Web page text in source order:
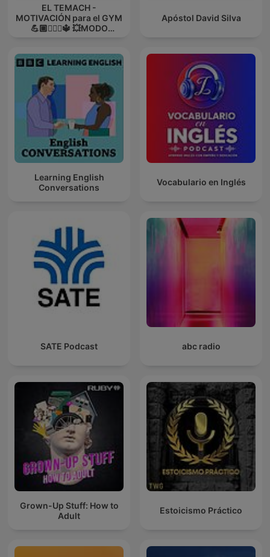
EL TEMACH -
MOTIVACIÓN para el GYM
💪🏼🏋🏻‍♀🔱 💥MODO
Apóstol David Silva
Learning English
Conversations
Vocabulario en Inglés
SATE Podcast abc radio
Grown-Up Stuff: How to
Adult
Estoicismo Práctico